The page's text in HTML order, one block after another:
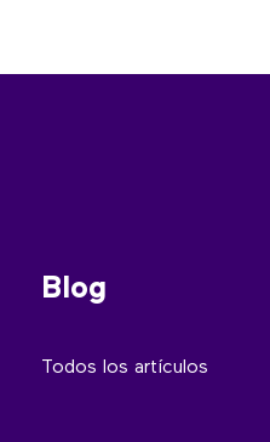
Blog
Todos los artículos